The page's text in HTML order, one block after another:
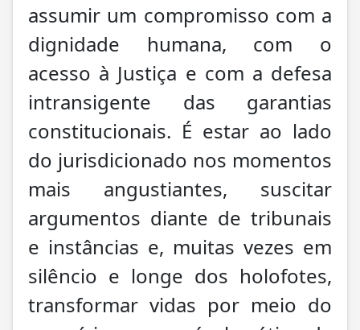
assumir um compromisso com a
dignidade humana, com o
acesso à Justiça e com a defesa
intransigente das garantias
constitucionais. É estar ao lado
do jurisdicionado nos momentos
mais angustiantes, suscitar
argumentos diante de tribunais
e instâncias e, muitas vezes em
silêncio e longe dos holofotes,
transformar vidas por meio do